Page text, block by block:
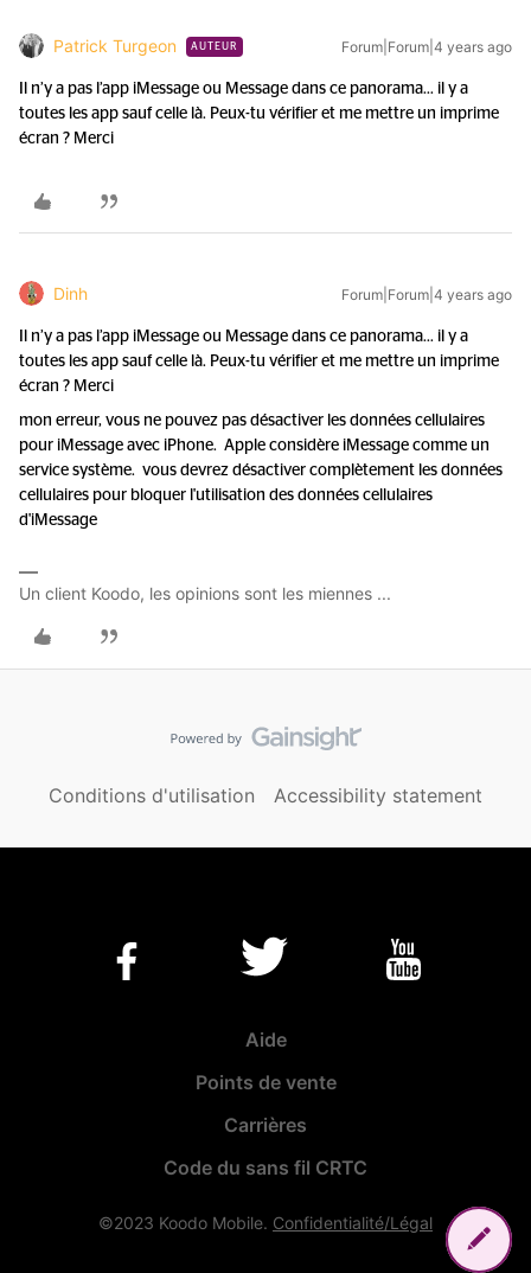
Patrick Turgeon AUTEUR Forum|Forum|4 years ago
Il n’y a pas l’app iMessage ou Message dans ce panorama… il y a
toutes les app sauf celle là. Peux-tu vérifier et me mettre un imprime
écran ? Merci
Dinh Forum|Forum|4 years ago
Il n’y a pas l’app iMessage ou Message dans ce panorama… il y a
toutes les app sauf celle là. Peux-tu vérifier et me mettre un imprime
écran ? Merci
mon erreur, vous ne pouvez pas désactiver les données cellulaires
pour iMessage avec iPhone. Apple considère iMessage comme un
service système. vous devrez désactiver complètement les données
cellulaires pour bloquer l'utilisation des données cellulaires
d'iMessage
Un client Koodo, les opinions sont les miennes ...
Conditions d'utilisation Accessibility statement
Aide
Points de vente
Carrières
Code du sans fil CRTC
©2023 Koodo Mobile. Confidentialité/Légal